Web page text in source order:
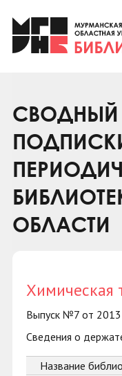
Клуб «Гиря
Клуб
Коллегам
Контакты
СВОДНЫЙ
ОБЛАСТИ
Химическая
Выпуск №7 от
Сведения о
Название